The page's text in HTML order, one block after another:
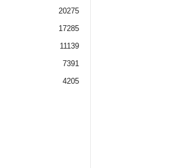
20275
17285
11139
7391
4205